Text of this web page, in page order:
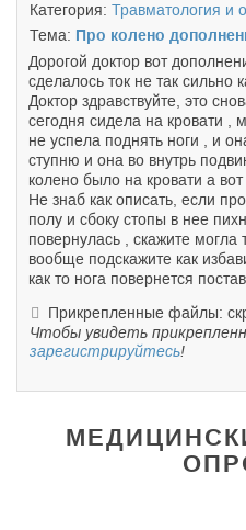
Категория: Травматология и
Тема: Про колено
Дорогой доктор вот
сделалось ток не так сильно
Доктор здравствуйте, это
сегодня сидела на кровати
не успела поднять ноги , и
ступню и она во внутрь
колено было на кровати а вот
Не знаб как описать, если
полу и сбоку стопы в нее
повернулась , скажите могла
вообще подскажите как
как то нога повернется
Прикрепленные файлы:
Чтобы увидеть
зарегистрируйтесь!